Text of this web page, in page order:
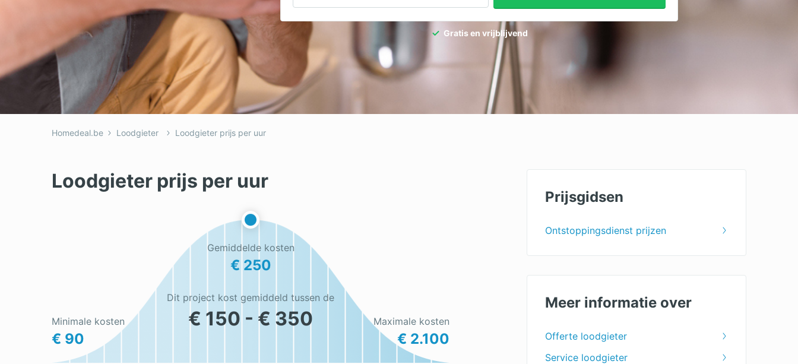
Gratis en vrijblijvend
Homedeal.be Loodgieter Loodgieter prijs per uur
Loodgieter prijs per uur
Minimale kosten
€ 90
Gemiddelde kosten
€ 250
Maximale kosten
€ 2.100
Dit project kost gemiddeld tussen de
€ 150 - € 350
Prijsgidsen
Ontstoppingsdienst prijzen
Meer informatie over
Offerte loodgieter
Service loodgieter